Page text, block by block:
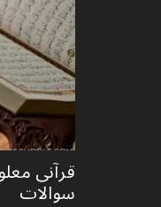
قرآنی
‏سوالات ‏